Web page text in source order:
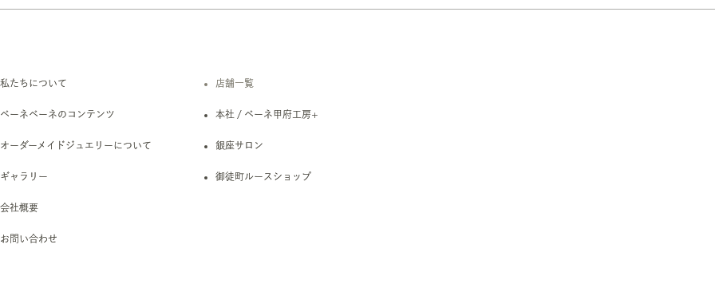
私たちについて
ベーネベーネのコンテンツ
オーダーメイドジュエリーについて
ギャラリー
会社概要
お問い合わせ
店舗一覧
本社 / ベーネ甲府工房+
銀座サロン
御徒町ルースショップ